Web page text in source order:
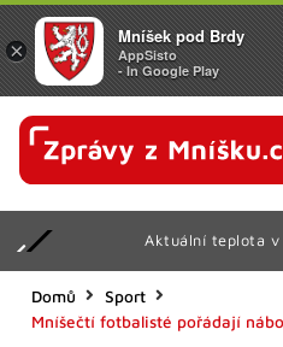
Aktuální teplota v
Domů
Sport
Mníšečtí fotbalisté pořádají
×
Mníšek pod Brdy
AppSisto
- In Google Play